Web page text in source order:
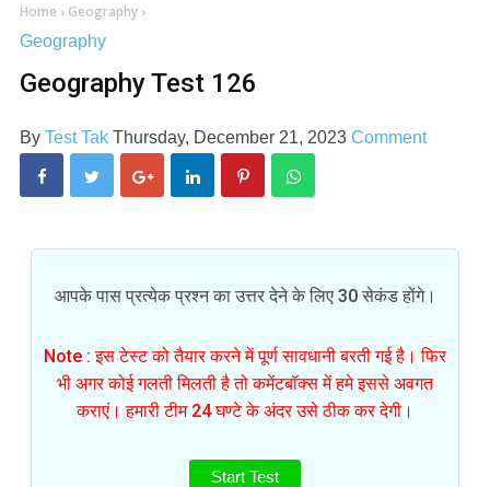
Home › Geography ›
Geography
Geography Test 126
By Test Tak Thursday, December 21, 2023 Comment
आपके पास प्रत्येक प्रश्न का उत्तर देने के लिए 30 सेकंड होंगे।
Note : इस टेस्ट को तैयार करने में पूर्ण सावधानी बरती गई है। फिर
भी अगर कोई गलती मिलती है तो कमेंटबॉक्स में हमे इससे अवगत
कराएं। हमारी टीम 24 घण्टे के अंदर उसे ठीक कर देगी।
Start Test